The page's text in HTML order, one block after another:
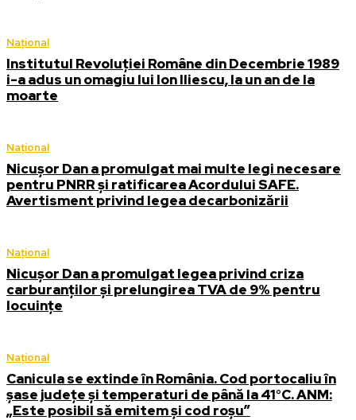
Național
Institutul Revoluției Române din Decembrie 1989
i-a adus un omagiu lui Ion Iliescu, la un an de la
moarte
Național
Nicușor Dan a promulgat mai multe legi necesare
pentru PNRR și ratificarea Acordului SAFE.
Avertisment privind legea decarbonizării
Național
Nicușor Dan a promulgat legea privind criza
carburanților și prelungirea TVA de 9% pentru
locuințe
Național
Canicula se extinde în România. Cod portocaliu în
șase județe și temperaturi de până la 41°C. ANM:
„Este posibil să emitem și cod roșu”